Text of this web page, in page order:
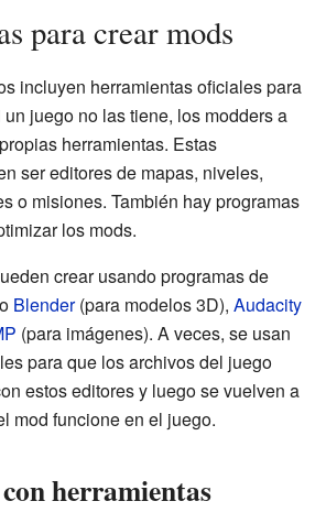
para crear mods
incluyen herramientas oficiales para
juego no las tiene, los modders a
herramientas. Estas
ser editores de mapas, niveles,
o misiones. También hay programas
los mods.
crear usando programas de
Blender(para modelos 3D), Audacity
(para imágenes). A veces, se usan
para que los archivos del juego
estos editores y luego se vuelven a
mod funcione en el juego.
herramientas